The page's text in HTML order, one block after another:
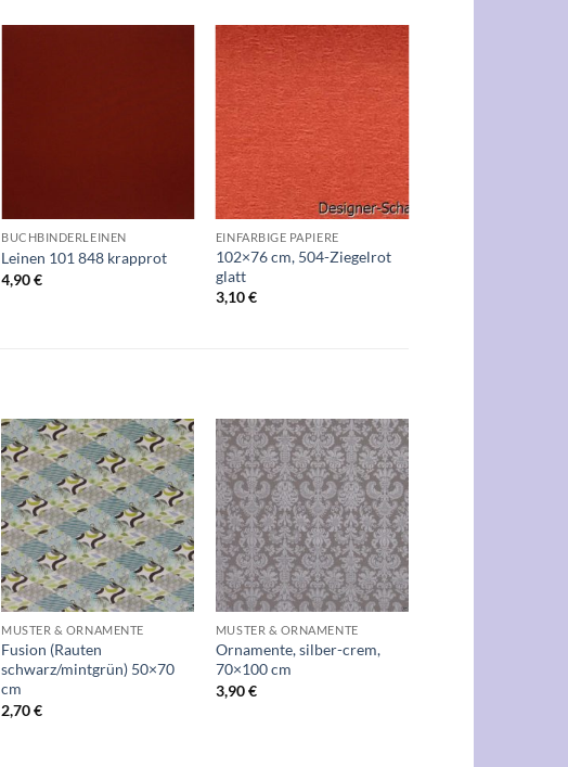
BUCHBINDERLEINEN
Leinen 101 848 krapprot
4,90€
Auf die
Wunschliste
EINFARBIGE PAPIERE
102×76 cm, 504-Ziegelrot
glatt
3,10€
Auf die
Wunschliste
+
MUSTER & ORNAMENTE
Fusion (Rauten
schwarz/mintgrün) 50×70
cm
2,70€
Auf die
Wunschliste
+
MUSTER & ORNAMENTE
Ornamente, silber-crem,
70×100 cm
3,90€